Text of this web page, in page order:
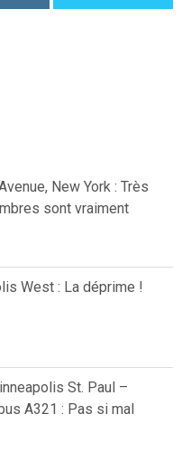
New York : Très
sont vraiment
West : La déprime !
St. Paul –
A321 : Pas si mal